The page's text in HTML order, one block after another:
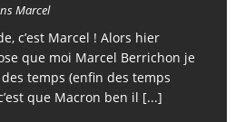
Marcel
c’est Marcel ! Alors hier
que moi Marcel Berrichon je
temps (enfin des temps
que Macron ben il [...]